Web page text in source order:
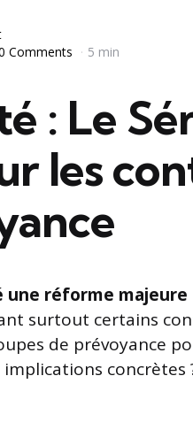
Comments 5 min
: Le
les
une réforme majeure
surtout certains
de prévoyance
concrètes